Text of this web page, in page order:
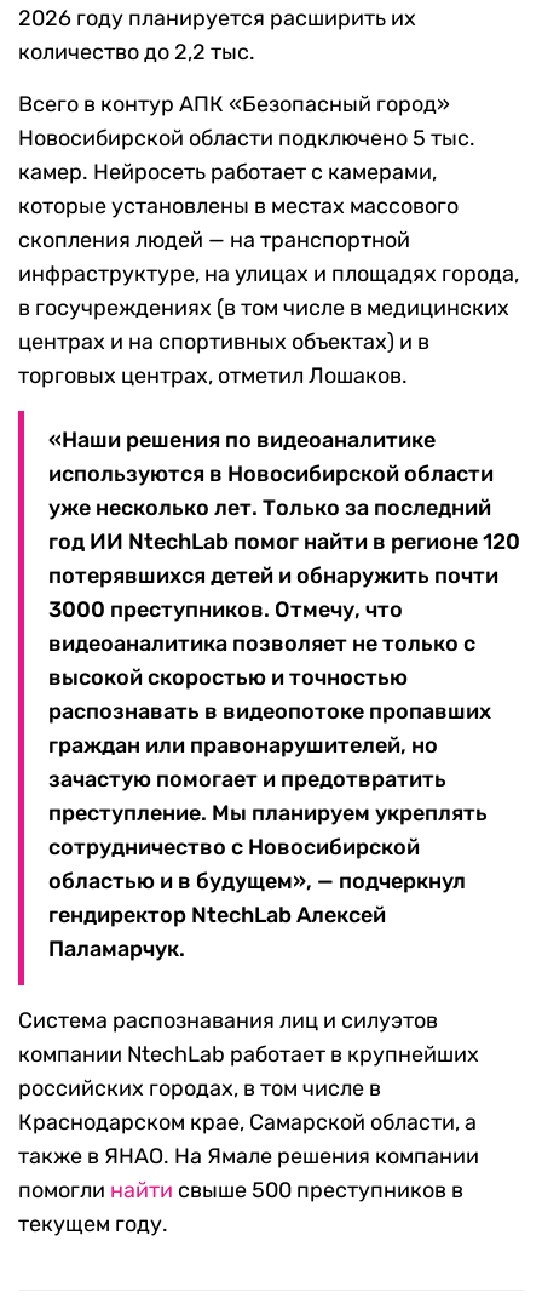
2026 году планируется расширить их
количество до 2,2 тыс.
Всего в контур АПК «Безопасный город»
Новосибирской области подключено 5 тыс.
камер. Нейросеть работает с камерами,
которые установлены в местах массового
скопления людей — на транспортной
инфраструктуре, на улицах и площадях города,
в госучреждениях (в том числе в медицинских
центрах и на спортивных объектах) и в
торговых центрах, отметил Лошаков.
«Наши решения по видеоаналитике
используются в Новосибирской области
уже несколько лет. Только за последний
год ИИ NtechLab помог найти в регионе 120
потерявшихся детей и обнаружить почти
3000 преступников. Отмечу, что
видеоаналитика позволяет не только с
высокой скоростью и точностью
распознавать в видеопотоке пропавших
граждан или правонарушителей, но
зачастую помогает и предотвратить
преступление. Мы планируем укреплять
сотрудничество с Новосибирской
областью и в будущем», — подчеркнул
гендиректор NtechLab Алексей
Паламарчук.
Система распознавания лиц и силуэтов
компании NtechLab работает в крупнейших
российских городах, в том числе в
Краснодарском крае, Самарской области, а
также в ЯНАО. На Ямале решения компании
помогли найти свыше 500 преступников в
текущем году.